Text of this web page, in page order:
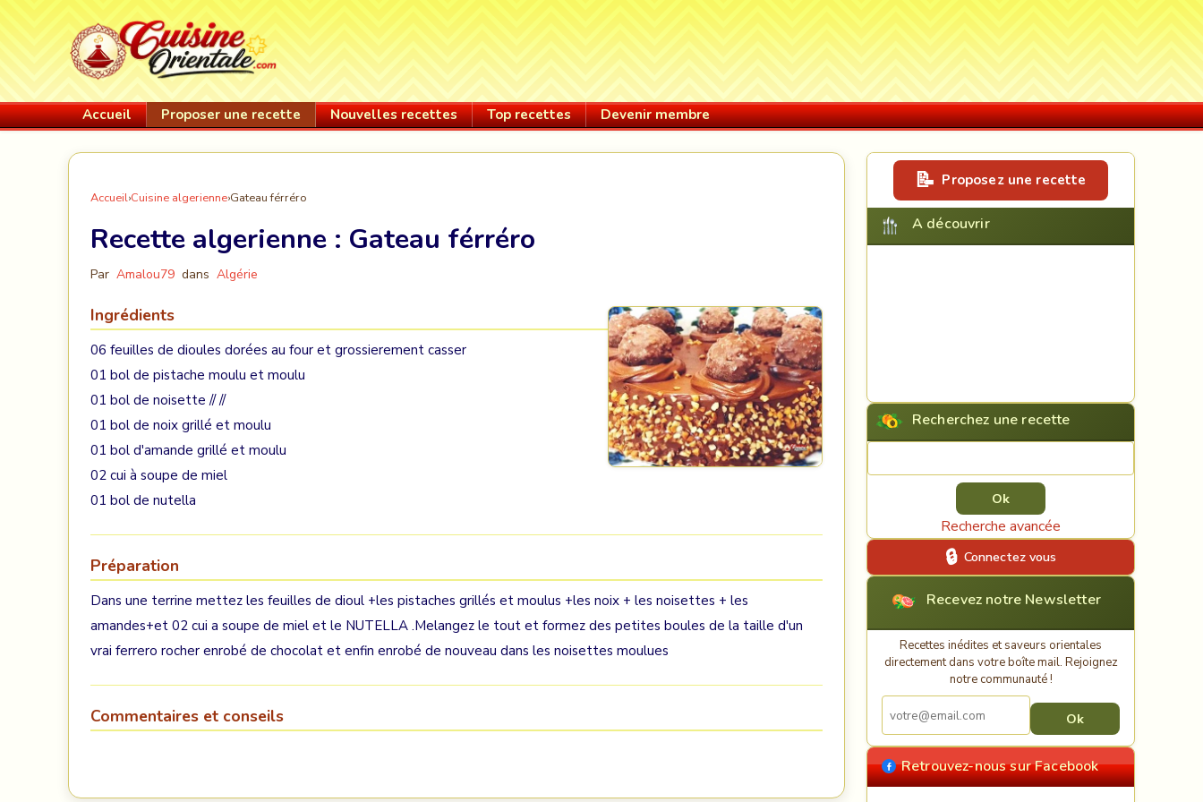
Accueil Proposer une recette Nouvelles recettes Top recettes Devenir membre
Accueil›Cuisine algerienne›Gateau férréro
Recette algerienne : Gateau férréro
Par Amalou79 dans Algérie
Ingrédients
06 feuilles de dioules dorées au four et grossierement casser
01 bol de pistache moulu et moulu
01 bol de noisette // //
01 bol de noix grillé et moulu
01 bol d'amande grillé et moulu
02 cui à soupe de miel
01 bol de nutella
Préparation
Dans une terrine mettez les feuilles de dioul +les pistaches grillés et moulus +les noix + les noisettes + les
amandes+et 02 cui a soupe de miel et le NUTELLA .Melangez le tout et formez des petites boules de la taille d'un
vrai ferrero rocher enrobé de chocolat et enfin enrobé de nouveau dans les noisettes moulues
Commentaires et conseils
Proposez une recette
A découvrir
Recherchez une recette
Recherche avancée
Connectez vous
Recevez notre Newsletter
Recettes inédites et saveurs orientales
directement dans votre boîte mail. Rejoignez
notre communauté !
Retrouvez-nous sur Facebook